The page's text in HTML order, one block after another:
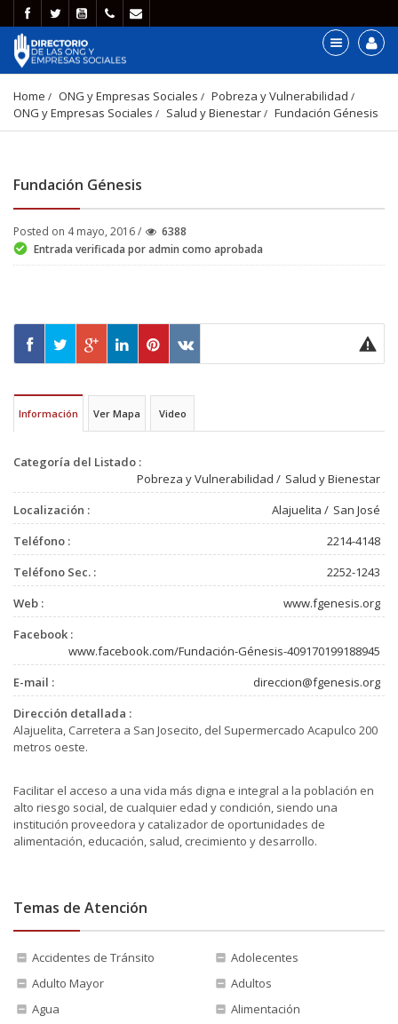
Home ONG y Empresas Sociales
Pobreza y Vulnerabilidad
ONG y Empresas Sociales
Salud y Bienestar Fundación Génesis
Fundación Génesis
Posted on 4 mayo, 2016 /
6388
Entrada verificada por admin como aprobada
Información Ver Mapa Video
Categoría del Listado :
Pobreza y Vulnerabilidad
Salud y Bienestar
Localización :
Alajuelita
San José
Teléfono :
2214-4148
Teléfono Sec. :
2252-1243
Web :
www.fgenesis.org
Facebook :
www.facebook.com/Fundación-Génesis-409170199188945
E-mail :
direccion@fgenesis.org
Dirección detallada :
Alajuelita, Carretera a San Josecito, del Supermercado Acapulco 200
metros oeste.
Facilitar el acceso a una vida más digna e integral a la población en
alto riesgo social, de cualquier edad y condición, siendo una
institución proveedora y catalizador de oportunidades de
alimentación, educación, salud, crecimiento y desarrollo.
Temas de Atención
Accidentes de Tránsito
Adolecentes
Adulto Mayor
Adultos
Agua
Alimentación